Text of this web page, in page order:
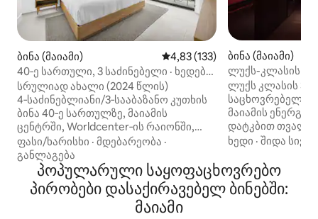
ბინა (მაიამი) საშუალო შეფასებაა 5‑დან
4,83 (133)
40‑ე სართული, 3 საძინებელი · ხედები
ყურესა და ქალაქზე · 8 ადამიანისთვის
სრულიად ახალი (2024 წლის)
4‑საძინებლიანი/3‑სააბაზანო კუთხის
ბინა 40‑ე სართულზე, მაიამის
ცენტრში, Worldcenter‑ის რაიონში,
პანორამული ხედებით ყურისა და
ქალაქისკენ 250 კვ. ფუტის
ბალკონიდან და იატაკიდან ჭერამდე
აწვდენილი ფანჯრებიდან.
1300 კვ. ფუტის ფართობი სამი
საძინებლით — იდეალურია ოჯახებისა
ფასი/ხარისხი · მდებარეობა ·
განლაგება
ბინა (მაიამი)
ლუქს-კლასის
აუზი და
ლუქს კლასის 3-
საცხოვრებელი
მაიამის
დატკბით
ელეგანტური
მშვიდი სივრცით
ენერგიის
კურორტის
ხედი ·შიდა
პოპულარული საყოფაცხოვრებო
პირობები დასაქირავებელ ბინებში:
მაიამი